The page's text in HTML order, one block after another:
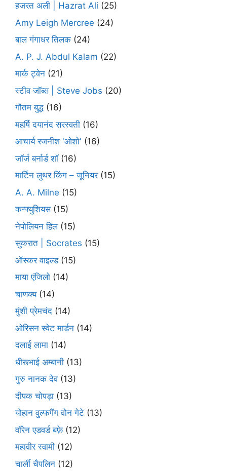
हजरत अली | Hazrat Ali (25)
Amy Leigh Mercree (24)
बाल गंगाधर तिलक (24)
A. P. J. Abdul Kalam (22)
मार्क ट्वेन (21)
स्टीव जॉब्स | Steve Jobs (20)
गौतम बुद्ध (16)
महर्षि दयानंद सरस्वती (16)
आचार्य रजनीश 'ओशो' (16)
जॉर्ज बर्नार्ड शॉ(16)
मार्टिन लुथर किंग – जूनियर(15)
A. A. Milne (15)
कन्फ्युशियस(15)
नेपोलियन हिल(15)
सुकरात | Socrates (15)
ऑस्कर वाइल्ड(15)
माया एंजिलो (14)
चाणक्य(14)
मुंशी प्रेमचंद (14)
ओरिसन स्‍वेट मार्डन (14)
दलाई लामा (14)
धीरूभाई अम्बानी (13)
गुरु नानक देव(13)
दीपक चोपड़ा (13)
योहान वुल्फगैंग वोन गेटे (13)
वॉरेन एडवर्ड बफ़े(12)
महावीर स्वामी (12)
चार्ली चैपलिन (12)